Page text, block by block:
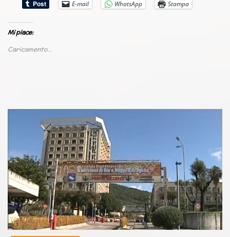
E-mail WhatsApp Stampa
Mi piace:
Caricamento...